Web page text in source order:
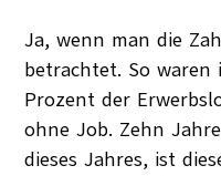
Ja, wenn man die
betrachtet. So waren
Prozent der
ohne Job. Zehn
dieses Jahres, ist